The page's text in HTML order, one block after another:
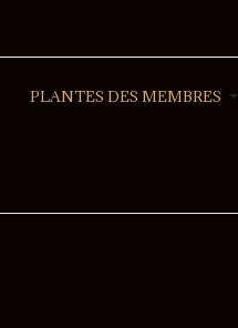
PLANTES DES MEMBRES